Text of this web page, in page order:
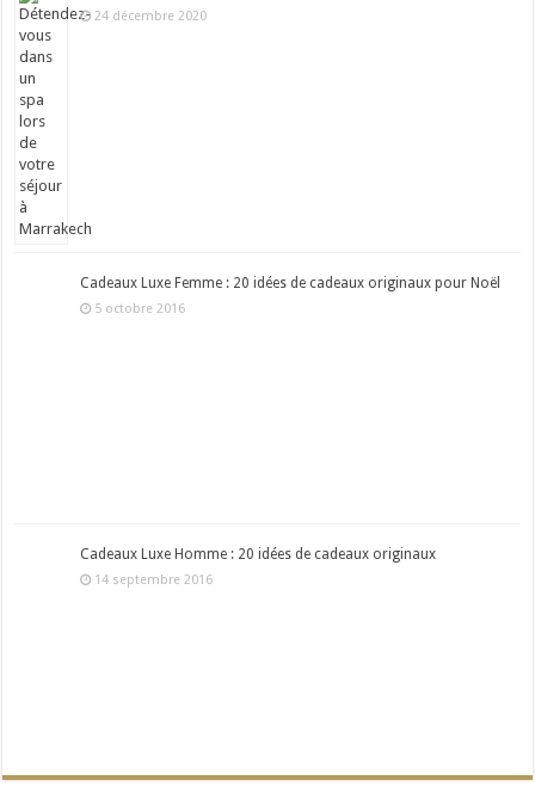
24 décembre 2020
Cadeaux Luxe Femme : 20 idées de cadeaux originaux pour Noël
5 octobre 2016
Cadeaux Luxe Homme : 20 idées de cadeaux originaux
14 septembre 2016